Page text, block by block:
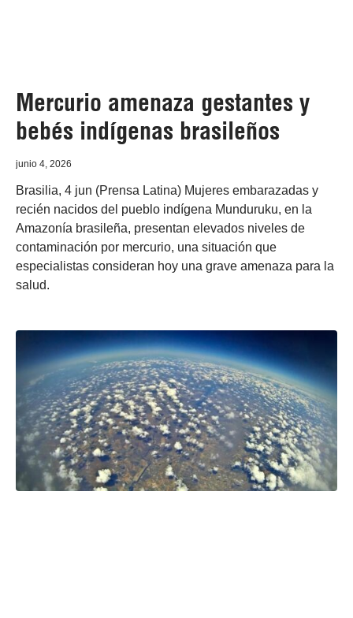
Mercurio amenaza gestantes y
bebés indígenas brasileños
junio 4, 2026
Brasilia, 4 jun (Prensa Latina) Mujeres embarazadas y
recién nacidos del pueblo indígena Munduruku, en la
Amazonía brasileña, presentan elevados niveles de
contaminación por mercurio, una situación que
especialistas consideran hoy una grave amenaza para la
salud.